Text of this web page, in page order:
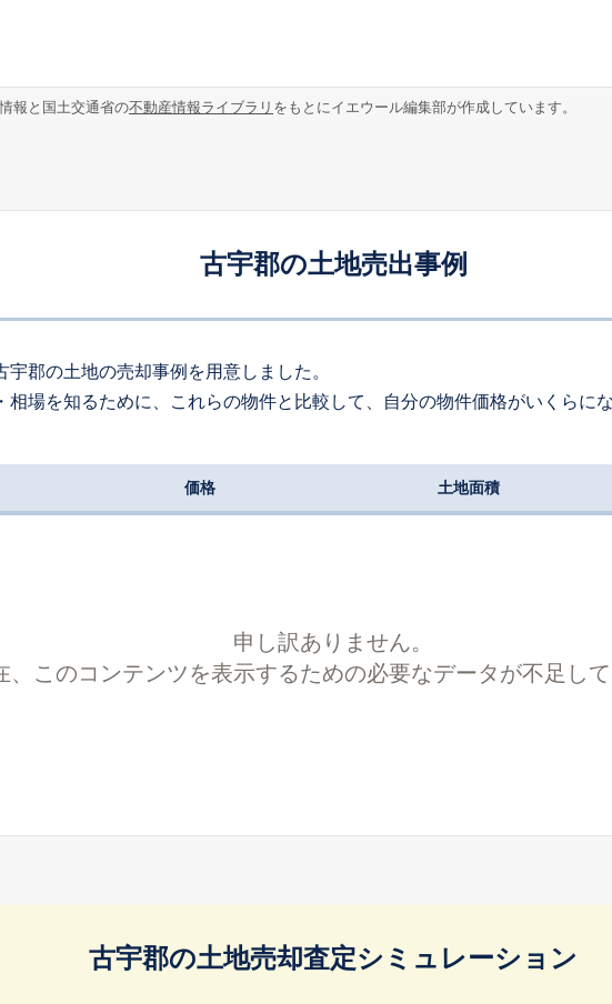
報と国土交通省の不動産情報ライブラリ をもとにイエウール編集部が作成しています。
古宇郡の土地売出事例
郡の土地の売却事例を用意しました。
相場を知るために、これらの物件と比較して、自分の物件価格がいくらに
価格 土地面積
申し訳ありません。
、このコンテンツを表示するための必要なデータが不足して
古宇郡の土地売却査定シミュレーション